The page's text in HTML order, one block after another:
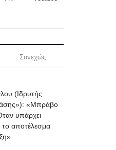
Συνεχώς
(Ιδρυτής
«Μπράβο
υπάρχει
αποτέλεσμα